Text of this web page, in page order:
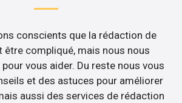
conscients que la rédaction de
être compliqué, mais nous nous
vous aider. Du reste nous vous
et des astuces pour améliorer
aussi des services de rédaction